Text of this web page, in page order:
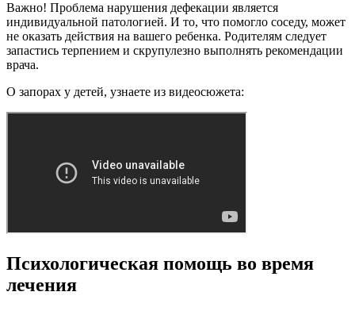
Важно! Проблема нарушения дефекации является
индивидуальной патологией. И то, что помогло соседу, может
не оказать действия на вашего ребенка. Родителям следует
запастись терпением и скрупулезно выполнять рекомендации
врача.
О запорах у детей, узнаете из видеосюжета:
Психологическая помощь во время
лечения